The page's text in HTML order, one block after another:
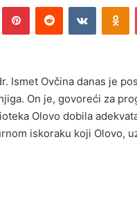
PinterestReddit
Ismet Ovčina danas je
On je, govoreći za
Olovo dobila
iskoraku koji Olovo,